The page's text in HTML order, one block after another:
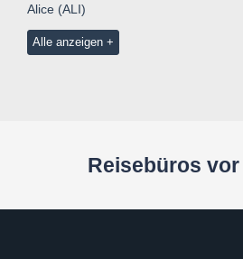
Alice (ALI)
Alle anzeigen
Reisebüros